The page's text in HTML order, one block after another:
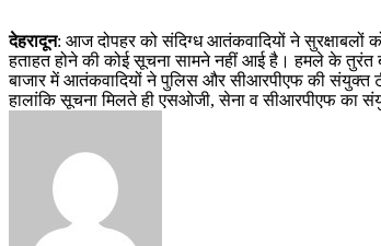
देहरादून: आज दोपहर को संदिग्ध आतंकवादियों ने सुरक्षाबलों
हताहत होने की कोई सूचना सामने नहीं आई है। हमले के तुरंत
बाजार में आतंकवादियों ने पुलिस और सीआरपीएफ की संयुक्त
हालांकि सूचना मिलते ही एसओजी, सेना व सीआरपीएफ का